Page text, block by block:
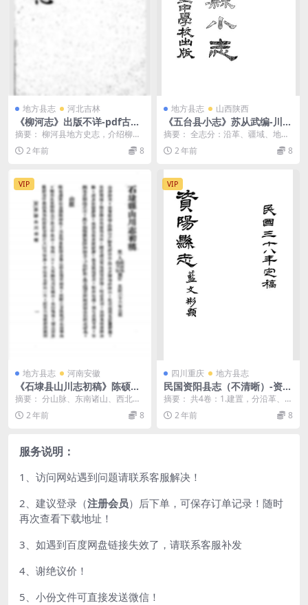
地方县志 河北吉林
《柳河志》出版不详-pdf古籍
下载
摘要： 柳河县地方史志，介绍柳河
地理沿革、行政区划及人文风貌。
柳河志pdf下载 ...
2 年前 8
地方县志 山西陕西
《五台县小志》苏从武编-川至
中学校-1922-pdf古籍下载
摘要： 全志分：沿革、疆域、地
势、山脉、河流、土田、气候、物
产、人民、生计、风俗...
2 年前 8
VIP
地方县志 河南安徽
《石埭县山川志初稿》陈硕梁,
倪文硕编订-民国二十三年[193
4]-pdf古籍下载
摘要： 分山脉、东南诸山、西北诸
山、中部诸山、东北诸山、西南诸
山、水系等7部分。...
2 年前 8
VIP
四川重庆 地方县志
民国资阳县志（不清晰）-资阳
地方志
摘要： 共4卷：1.建置，分沿革、疆
里、城池、公署、机关、法团、银
行、街巷、区市...
2 年前 8
服务说明：
1、访问网站遇到问题请联系客服解决！
2、建议登录（注册会员）后下单，可保存订单记录！随时
再次查看下载地址！
3、如遇到百度网盘链接失效了，请联系客服补发
4、谢绝议价！
5、小份文件可直接发送微信！